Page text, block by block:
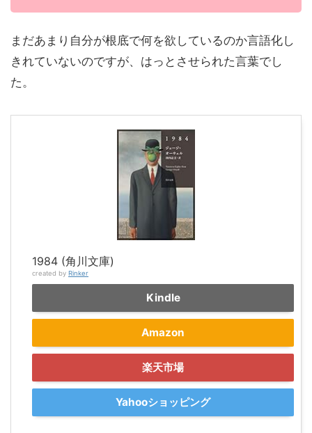
まだあまり自分が根底で何を欲しているのか言語化し
きれていないのですが、はっとさせられた言葉でし
た。
1984 (角川文庫)
created by Rinker
Kindle
Amazon
楽天市場
Yahooショッピング